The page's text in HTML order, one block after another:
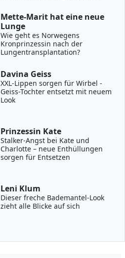
Mette-Marit hat eine neue
Lunge
Wie geht es Norwegens
Kronprinzessin nach der
Lungentransplantation?
Davina Geiss
XXL-Lippen sorgen für Wirbel -
Geiss-Tochter entsetzt mit neuem
Look
Prinzessin Kate
Stalker-Angst bei Kate und
Charlotte – neue Enthüllungen
sorgen für Entsetzen
Leni Klum
Dieser freche Bademantel-Look
zieht alle Blicke auf sich